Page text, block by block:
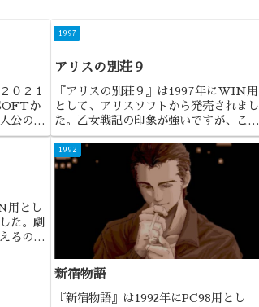
０２１
か
公の恋
ロゲの
でした
1997
アリスの別荘９
『アリスの別荘９』は1997年にWIN用
として、アリスソフトから発売されまし
た。乙女戦記の印象が強いですが、これ
も1つのファンサービスの形なのでしょ
うね。
用とし
た。劇
るので
1992
新宿物語
『新宿物語』は1992年にPC98用とし